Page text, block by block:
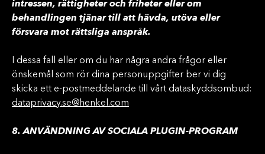
intressen, rättigheter och friheter eller om
behandlingen tjänar till att hävda, utöva eller
försvara mot rättsliga anspråk.
I dessa fall eller om du har några andra frågor eller
önskemål som rör dina personuppgifter ber vi dig
skicka ett e-postmeddelande till vårt dataskyddsombud:
dataprivacy.se@henkel.com
8. ANVÄNDNING AV SOCIALA PLUGIN-PROGRAM